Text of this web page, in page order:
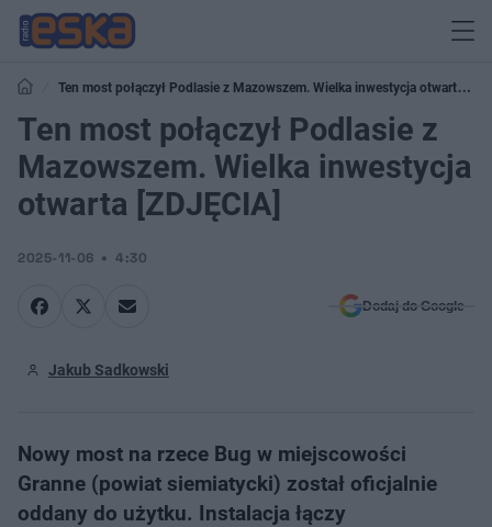
Ten most połączył Podlasie z Mazowszem. Wielka inwestycja otwarta
[ZDJĘCIA]
Ten most połączył Podlasie z
Mazowszem. Wielka inwestycja
otwarta [ZDJĘCIA]
2025-11-06 4:30
Dodaj do Google
Jakub Sadkowski
Nowy most na rzece Bug w miejscowości
Granne (powiat siemiatycki) został oficjalnie
oddany do użytku. Instalacja łączy